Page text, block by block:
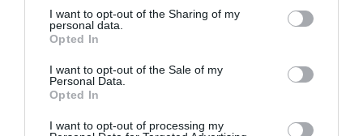
I want to opt-out of the Sharing of my
personal data.
Opted In
I want to opt-out of the Sale of my
Personal Data.
Opted In
I want to opt-out of processing my
L’autenticitat i la
senzillesa d’Anna
La catalana Anna
admirada al món
Anna